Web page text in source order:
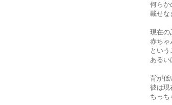
何らか
載せな
現在の
赤ちゃ
という
あるい
背が低
彼は現
ちっち